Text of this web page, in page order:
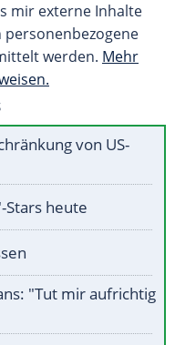
mir externe Inhalte
werden. Mehr
von US-
Stars heute
"Tut mir aufrichtig